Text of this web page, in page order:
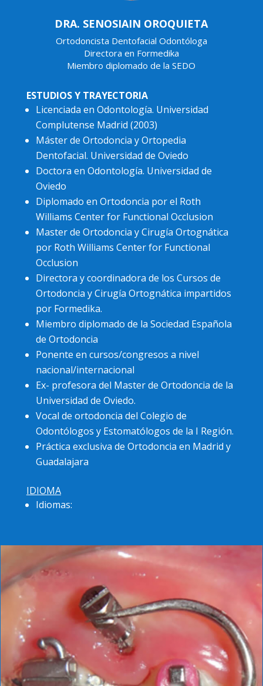
DRA. SENOSIAIN OROQUIETA
Ortodoncista Dentofacial Odontóloga
Directora en Formedika
Miembro diplomado de la SEDO
ESTUDIOS Y TRAYECTORIA
Licenciada en Odontología. Universidad
Complutense Madrid (2003)
Máster de Ortodoncia y Ortopedia
Dentofacial. Universidad de Oviedo
Doctora en Odontología. Universidad de
Oviedo
Diplomado en Ortodoncia por el Roth
Williams Center for Functional Occlusion
Master de Ortodoncia y Cirugía Ortognática
por Roth Williams Center for Functional
Occlusion
Directora y coordinadora de los Cursos de
Ortodoncia y Cirugía Ortognática impartidos
por Formedika.
Miembro diplomado de la Sociedad Española
de Ortodoncia
Ponente en cursos/congresos a nivel
nacional/internacional
Ex- profesora del Master de Ortodoncia de la
Universidad de Oviedo.
Vocal de ortodoncia del Colegio de
Odontólogos y Estomatólogos de la I Región.
Práctica exclusiva de Ortodoncia en Madrid y
Guadalajara
IDIOMA
Idiomas: